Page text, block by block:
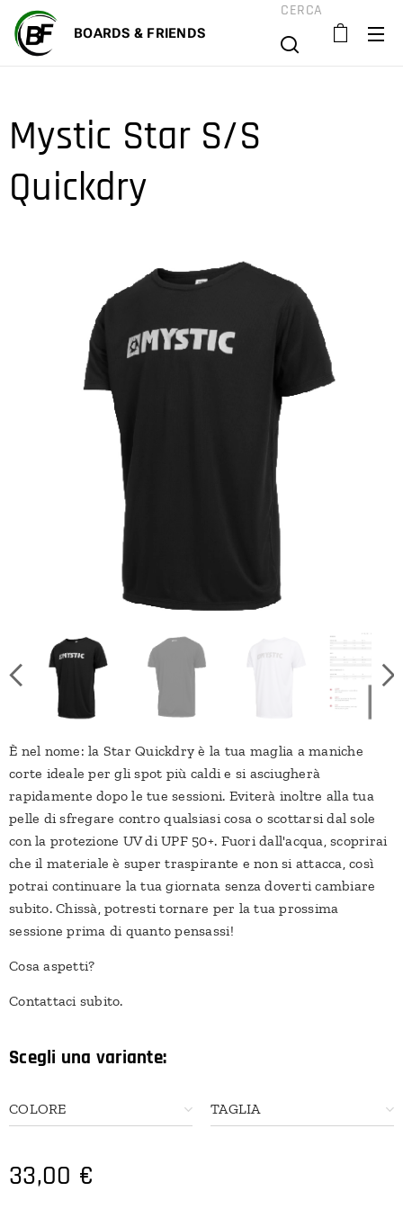
BOARDS & FRIENDS
CERCA
Mystic Star S/S
Quickdry
È nel nome: la Star Quickdry è la tua maglia a maniche
corte ideale per gli spot più caldi e si asciugherà
rapidamente dopo le tue sessioni. Eviterà inoltre alla tua
pelle di sfregare contro qualsiasi cosa o scottarsi dal sole
con la protezione UV di UPF 50+. Fuori dall'acqua, scoprirai
che il materiale è super traspirante e non si attacca, così
potrai continuare la tua giornata senza doverti cambiare
subito. Chissà, potresti tornare per la tua prossima
sessione prima di quanto pensassi!
Cosa aspetti?
Contattaci subito.
Scegli una variante:
COLORE TAGLIA
33,00 €